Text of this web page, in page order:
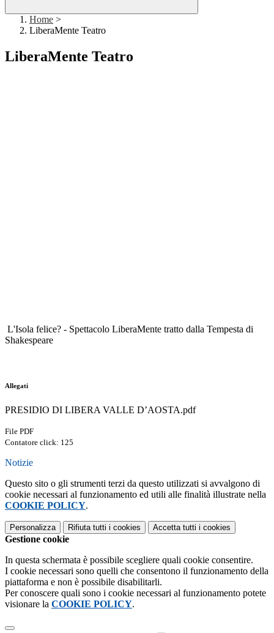
Home >
LiberaMente Teatro
LiberaMente Teatro
L'Isola felice? - Spettacolo LiberaMente tratto dalla Tempesta di
Shakespeare
Allegati
PRESIDIO DI LIBERA VALLE D’AOSTA.pdf
File PDF
Contatore click: 125
Notizie
Questo sito o gli strumenti terzi da questo utilizzati si avvalgono di
cookie necessari al funzionamento ed utili alle finalità illustrate nella
COOKIE POLICY.
Personalizza Rifiuta tutti i cookies Accetta tutti i cookies
Gestione cookie
In questa schermata è possibile scegliere quali cookie consentire.
I cookie necessari sono quelli che consentono il funzionamento della
piattaforma e non è possibile disabilitarli.
Per conoscere quali sono i cookie necessari al funzionamento potete
visionare la COOKIE POLICY.